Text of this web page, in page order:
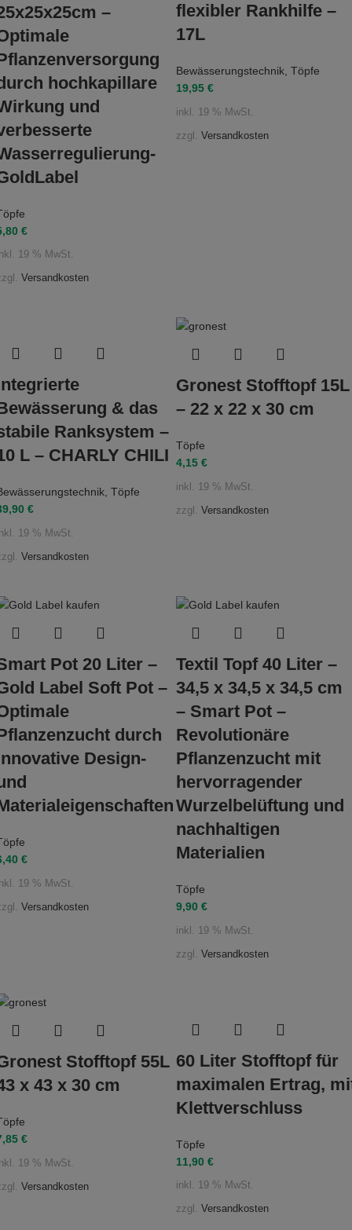
–
hochkapillare
und
€
19 % MwSt.
Versandkosten
flexibler Rankhilfe –
17L
Bewässerungstechnik, Töpfe
19,95 €
inkl. 19 % MwSt.
zzgl. Versandkosten
& das
Ranksystem –
L – CHARLY CHILI
Töpfe
€
19 % MwSt.
Versandkosten
Gronest Stofftopf 15L
– 22 x 22 x 30 cm
Töpfe
4,15 €
inkl. 19 % MwSt.
zzgl. Versandkosten
Pot 20 Liter –
Label Soft Pot –
durch
Design-
€
19 % MwSt.
Versandkosten
Textil Topf 40 Liter –
34,5 x 34,5 x 34,5 cm
– Smart Pot –
Revolutionäre
Pflanzenzucht mit
hervorragender
Wurzelbelüftung und
nachhaltigen
Materialien
Töpfe
9,90 €
inkl. 19 % MwSt.
zzgl. Versandkosten
Stofftopf 55L
x 43 x 30 cm
€
19 % MwSt.
Versandkosten
60 Liter Stofftopf für
maximalen Ertrag,
Klettverschluss
Töpfe
11,90 €
inkl. 19 % MwSt.
zzgl. Versandkosten